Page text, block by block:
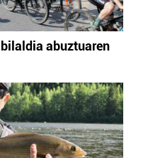
abuztuaren